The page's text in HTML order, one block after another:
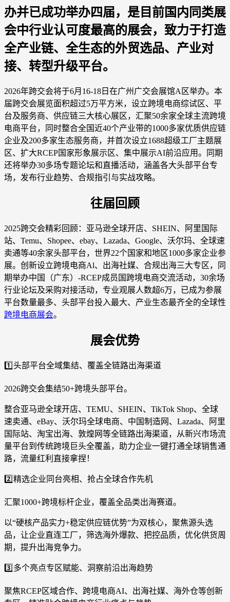
办并已成功举办四届，是目前国内同类展
会中行业认可度最高的展会，致力于打造
全产业链、全生态的外贸选品、产业对
接、转型升级平台。
2026年跨交会将于6月16-18日在广州广交会展馆A区举办。本
届跨交会展览面积超过5万平方米，设立跨境电商综试区、平
台及服务商、供应链三大核心展区，汇聚50余家全球主流跨境
电商平台，同时整合全国近40个产业带的1000多家优质供应链
企业及200多家生态服务商，并首次设立1688超级工厂主题展
区、扩大RCEP国家形象展示区、集中展示AI前沿应用。同期
还将举办30多场专题论坛和直播活动，涵盖各大头部平台专
场，发布行业趋势、合规指引与实战攻略。
往届回顾
2025跨交会精彩回顾：亚马逊全球开店、SHEIN、阿里国际
站、Temu、Shopee、ebay、Lazada、Google、沃尔玛、全球速
卖通等40余家头部平台，世界22个国家和地区1000多家企业参
展。创新设立跨境电商Al、出海社媒、合规出海三大专区，同
期举办中国（广东）-RCEP成员国跨境电商交流活动，30余场
行业论坛及采购对接活动，专业观展人数超6万，已成为参展
平台数量最多、头部平台投入最大、产业生态最齐全的全球性
跨境电商展会。
展会优势
1️⃣头部平台全域集结、覆盖全链路出海渠道
2026跨交会集结50+跨境头部平台。
整合亚马逊全球开店、TEMU、SHEIN、TikTok Shop、全球
速卖通、eBay、沃尔玛全球电商、中国制造网、Lazada、阿里
国际站、淘宝出海、敦煌网等全链路出海渠道，从新兴市场流
量平台到传统跨境巨头全覆盖，助力企业一键打通全球销售通
路，流量红利直接拿捏！
2️⃣精选企业同台亮相、抢占全球合作先机
汇聚1000+跨境标杆企业，覆盖全品类出海赛道。
以“硬核产品实力+稳定供应链优势”为双核心，聚焦源头选
品，让企业直连工厂，筛选海外爆款、把控品质，优化供货周
期，提升出海竞争力。
3️⃣多个亮点专区赋能、洞察前沿出海趋势
聚焦RCEP区域合作、跨境电商AI、出海社媒、海外仓等创新